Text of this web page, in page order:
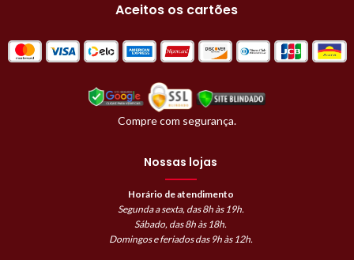
Aceitos os cartões
Compre com segurança.
Nossas lojas
Horário de atendimento
Segunda a sexta, das 8h às 19h.
Sábado, das 8h às 18h.
Domingos e feriados das 9h às 12h.